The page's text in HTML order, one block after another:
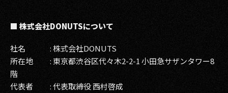
■ 株式会社DONUTSについて
社名 : 株式会社DONUTS
所在地 : 東京都渋谷区代々木2-2-1 小田急サザンタワー8
階
代表者 : 代表取締役 西村啓成